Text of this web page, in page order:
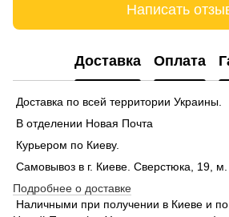
Написать
Доставка Оплата
Доставка по всей территории Украины.
В отделении Новая Почта
Курьером по Киеву.
Самовывоз в г. Киеве. Сверстюка, 19,
Подробнее о доставке
Наличными при получении в Киеве и